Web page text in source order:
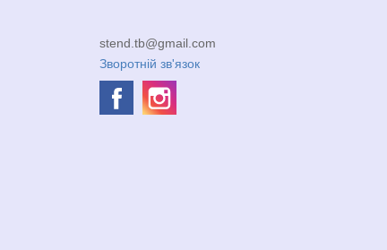
stend.tb@gmail.com
Зворотній зв'язок